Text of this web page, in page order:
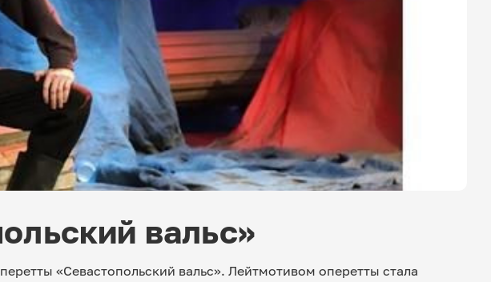
вальс»
«Севастопольский вальс». Лейтмотивом оперетты стала